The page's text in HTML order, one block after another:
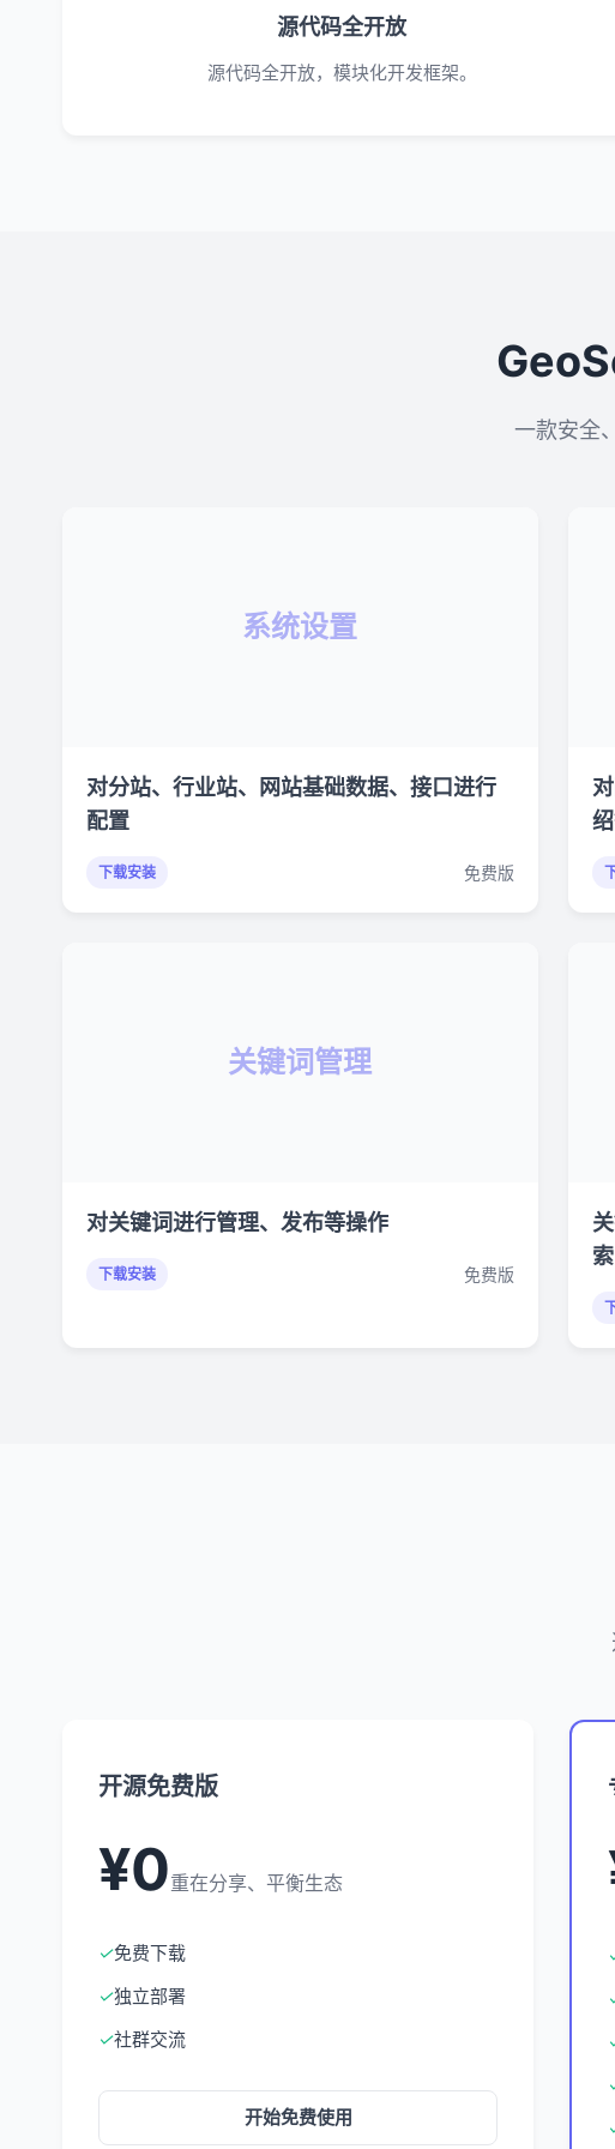
源代码全开放
源代码全开放，模块化开发框架。
一款安全
系统设置
对分站、行业站、网站基础数据、接口进行
配置
下载安装 免费版
关键词管理
对关键词进行管理、发布等操作
下载安装 免费版
索
开源免费版
¥0重在分享、平衡生态
✓免费下载
✓独立部署
✓社群交流
开始免费使用